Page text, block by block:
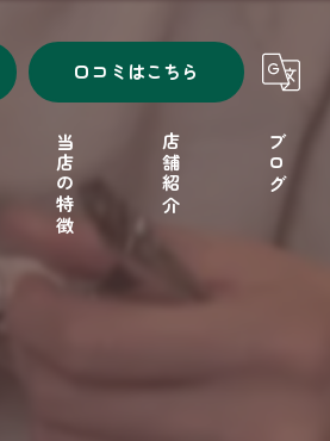
口コミはこちら
当店の特徴
シャンプー
店舗紹介 ブログ